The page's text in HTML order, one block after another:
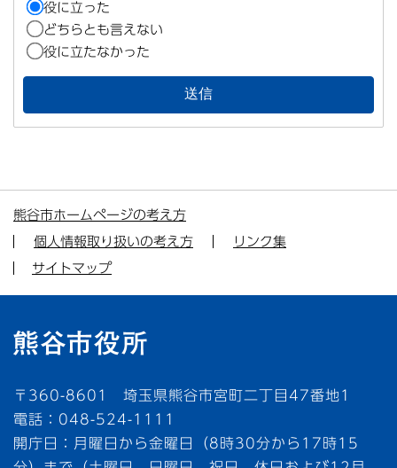
役に立った
どちらとも言えない
役に立たなかった
熊谷市ホームページの考え方
個人情報取り扱いの考え方
リンク集
サイトマップ
〒360-8601 埼玉県熊谷市宮町二丁目47番地1
電話：048-524-1111
開庁日：月曜日から金曜日（8時30分から17時15